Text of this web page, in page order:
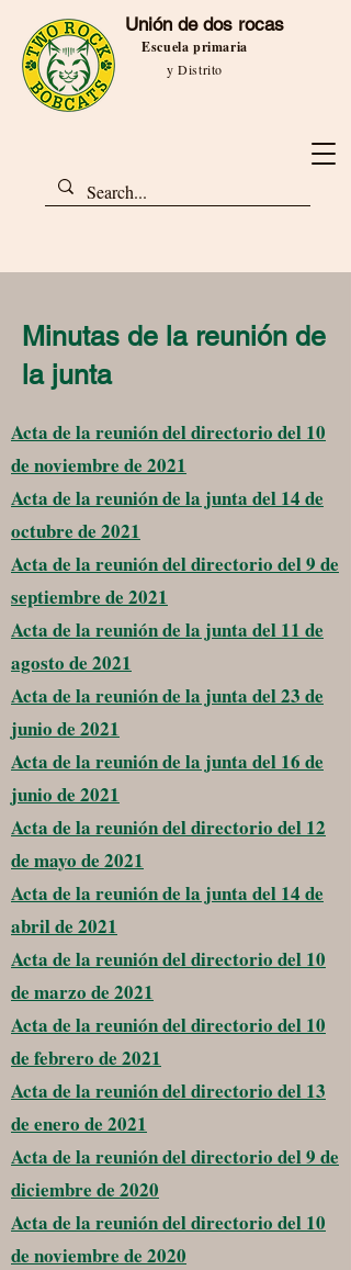
Unión de dos rocas
Escuela primaria
y Distrito
Minutas de la reunión de
la junta
Acta de la reunión del directorio del 10
de noviembre de 2021
Acta de la reunión de la junta del 14 de
octubre de 2021
Acta de la reunión del directorio del 9 de
septiembre de 2021
Acta de la reunión de la junta del 11 de
agosto de 2021
Acta de la reunión de la junta del 23 de
junio de 2021
Acta de la reunión de la junta del 16 de
junio de 2021
Acta de la reunión del directorio del 12
de mayo de 2021
Acta de la reunión de la junta del 14 de
abril de 2021
Acta de la reunión del directorio del 10
de marzo de 2021
Acta de la reunión del directorio del 10
de febrero de 2021
Acta de la reunión del directorio del 13
de enero de 2021
Acta de la reunión del directorio del 9 de
diciembre de 2020
Acta de la reunión del directorio del 10
de noviembre de 2020